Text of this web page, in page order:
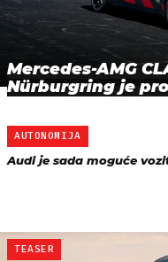
Mercedes-AMG
Nürburgring je
AUTONOMIJA
Audi je sada moguće
TEASER